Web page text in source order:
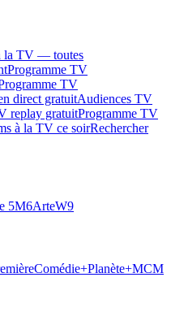
la TV — toutes
Programme TV
TV
direct gratuitAudiences TV
replay gratuitProgramme TV
à la TV ce soirRechercher
5M6ArteW9
Comédie+Planète+MCM